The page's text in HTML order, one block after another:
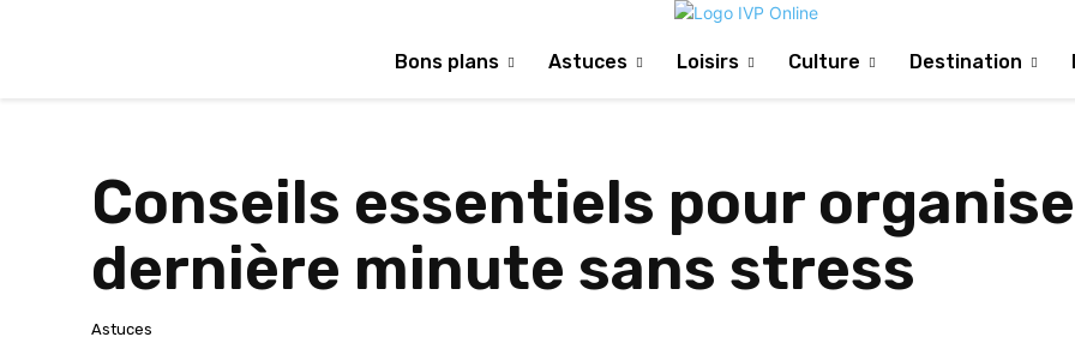
Bons plans Astuces Loisirs Culture Destination
Conseils essentiels pour
dernière minute sans stress
Astuces